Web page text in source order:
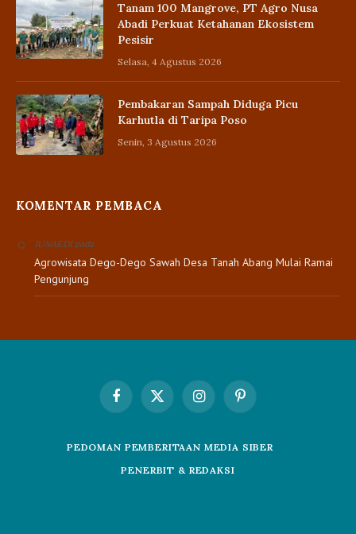
Tanam 100 Mangrove, PT Agro Nusa
Abadi Perkuat Ketahanan Ekosistem
Pesisir
Selasa, 4 Agustus 2026
Pembakaran Sampah Diduga Picu
Karhutla di Taripa Poso
Senin, 3 Agustus 2026
KOMENTAR PEMBACA
JUNAEDIpada
Agrowisata Dego-Dego Sawah Desa Tanah Abang Mulai Ramai
Pengunjung
FacebookX
InstagramPinterest
PEDOMAN PEMBERITAAN MEDIA SIBER
PENERBIT & REDAKSI